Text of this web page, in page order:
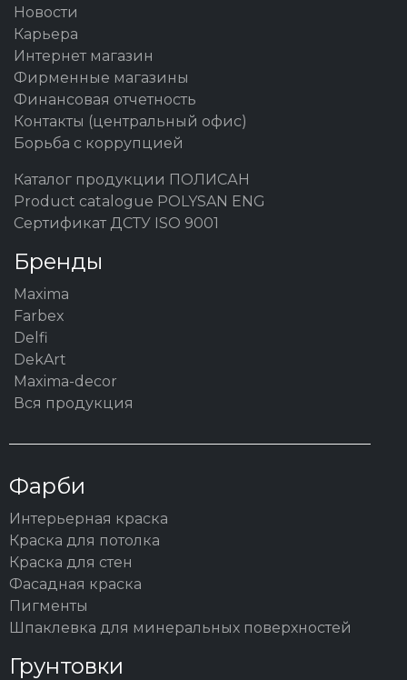
Новости
Карьера
Интернет магазин
Фирменные магазины
Финансовая отчетность
Контакты (центральный офис)
Борьба с коррупцией
Каталог продукции ПОЛИСАН
Product catalogue POLYSAN ENG
Сертификат ДСТУ ISO 9001
Бренды
Maxima
Farbex
Delfi
DekArt
Maxima-decor
Вся продукция
Фарби
Интерьерная краска
Краска для потолка
Краска для стен
Фасадная краска
Пигменты
Шпаклевка для минеральных поверхностей
Грунтовки